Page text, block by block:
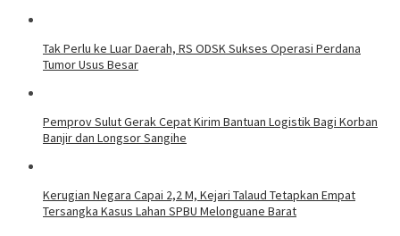
Tak Perlu ke Luar Daerah, RS ODSK Sukses Operasi Perdana
Tumor Usus Besar
Pemprov Sulut Gerak Cepat Kirim Bantuan Logistik Bagi Korban
Banjir dan Longsor Sangihe
Kerugian Negara Capai 2,2 M, Kejari Talaud Tetapkan Empat
Tersangka Kasus Lahan SPBU Melonguane Barat